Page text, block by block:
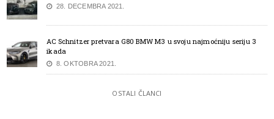
28. DECEMBRA 2021.
AC Schnitzer pretvara G80 BMW M3 u svoju najmoćniju seriju 3
ikada
8. OKTOBRA 2021.
OSTALI ČLANCI